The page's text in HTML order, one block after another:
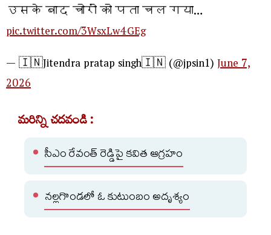
उसके बाद चोरों को पता चल गया…
pic.twitter.com/3WsxLw4GEg
— 🇮🇳Jitendra pratap singh🇮🇳 (@jpsin1)June 7,
2026
మరిన్ని చదవండి :
సీఎం రేవంత్ రెడ్డిపై కవిత ఆగ్రహం
న‌ల్ల‌గొండ‌లో ఓ కుటుంబం అదృశ్యం